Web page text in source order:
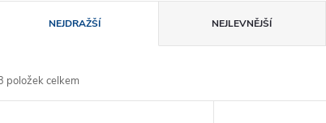
NEJDRAŽŠÍ NEJLEVNĚJŠÍ
položek celkem